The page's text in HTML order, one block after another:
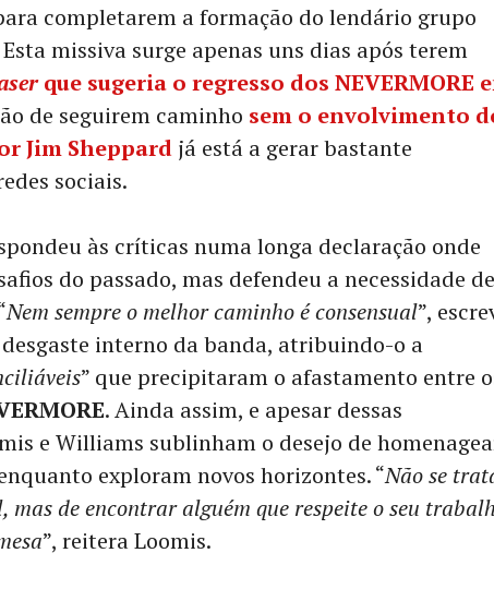
completarem a formação do lendário grupo
missiva surge apenas uns dias após terem
que sugeria o regresso dos NEVERMORE
de seguirem caminho sem o envolvimento
Jim Sheppard já está a gerar bastante
sociais.
às críticas numa longa declaração onde
do passado, mas defendeu a necessidade de
Nem sempre o melhor caminho é consensual”,
interno da banda, atribuindo-o a
” que precipitaram o afastamento entre
. Ainda assim, e apesar dessas
e Williams sublinham o desejo de
exploram novos horizontes. “Não se
de encontrar alguém que respeite o seu
”, reitera Loomis.